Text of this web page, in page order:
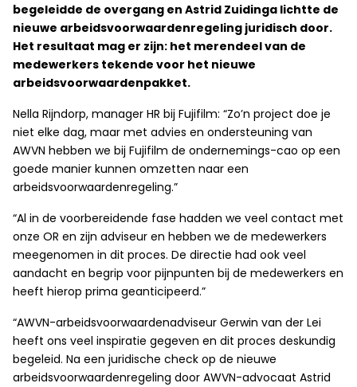
begeleidde de overgang en Astrid Zuidinga lichtte de
nieuwe arbeidsvoorwaardenregeling juridisch door.
Het resultaat mag er zijn: het merendeel van de
medewerkers tekende voor het nieuwe
arbeidsvoorwaardenpakket.
Nella Rijndorp, manager HR bij Fujifilm: “Zo’n project doe je
niet elke dag, maar met advies en ondersteuning van
AWVN hebben we bij Fujifilm de ondernemings-cao op een
goede manier kunnen omzetten naar een
arbeidsvoorwaardenregeling.”
“Al in de voorbereidende fase hadden we veel contact met
onze OR en zijn adviseur en hebben we de medewerkers
meegenomen in dit proces. De directie had ook veel
aandacht en begrip voor pijnpunten bij de medewerkers en
heeft hierop prima geanticipeerd.”
“AWVN-arbeidsvoorwaardenadviseur Gerwin van der Lei
heeft ons veel inspiratie gegeven en dit proces deskundig
begeleid. Na een juridische check op de nieuwe
arbeidsvoorwaardenregeling door AWVN-advocaat Astrid